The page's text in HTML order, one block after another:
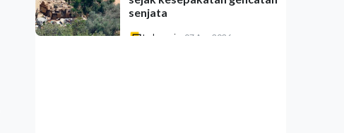
senjata
Indonesia 07 Aug 2026